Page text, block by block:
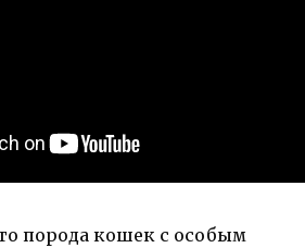
порода кошек с особым